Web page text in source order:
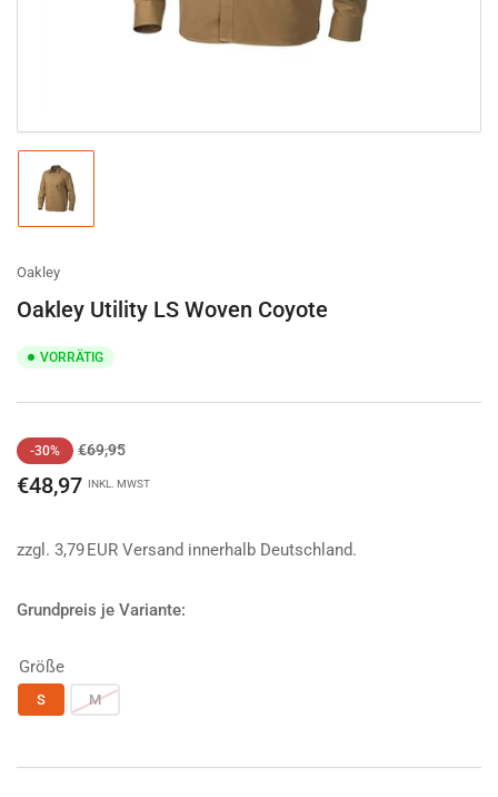
Bild
in
Galerieansicht
Oakley
Oakley Utility LS Woven Coyote
VORRÄTIG
Normaler
Preis
-30% €69,95Ausverkaufspreis
€48,97 INKL. MWST
zzgl. 3,79 EUR Versand innerhalb Deutschland.
Grundpreis je Variante:
Größe
S M